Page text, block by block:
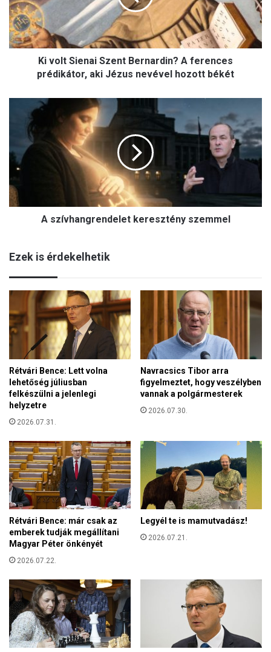
t
S
i
e
S
r
n
i
n
?
A
e
r
c
e
s
p
r
d
i
k
á
t
o
r
,
a
k
J
z
u
s
n
Ki volt Sienai Szent Bernardin? A ferences
prédikátor, aki Jézus nevével hozott békét
v
a
n
g
d
e
k
e
r
e
s
z
t
é
n
s
z
e
m
m
e
l
A szívhangrendelet keresztény szemmel
Ezek is érdekelhetik
Rétvári Bence: Lett volna
lehetőség júliusban
felkészülni a jelenlegi
helyzetre
2026.07.31.
Navracsics Tibor arra
figyelmeztet, hogy veszélyben
vannak a polgármesterek
2026.07.30.
Rétvári Bence: már csak az
emberek tudják megállítani
Magyar Péter önkényét
2026.07.22.
Legyél te is mamutvadász!
2026.07.21.